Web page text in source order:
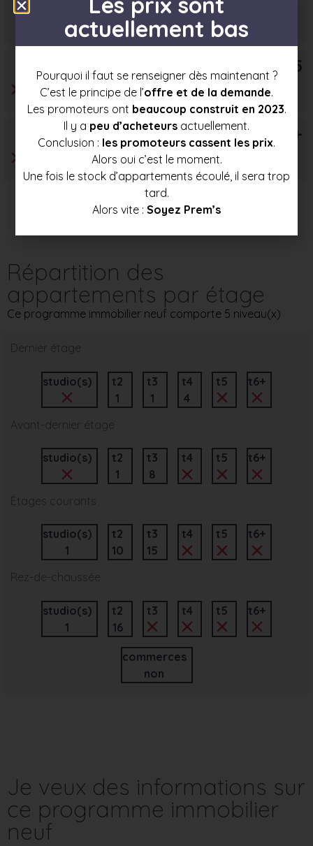
Prix mini
243 000 €
Prix moyen
258 000 €
Prix max
272 500 €
T5
T6+
Répartition des
appartements par étage
Ce programme immobilier neuf comporte 5 niveau(x)
Dernier étage
studio(s)
t2
1
t3
1
t4
4
t5 t6+
Avant-dernier étage
studio(s)
t2
1
t3
8
t4 t5 t6+
Étages courants
studio(s)
1
t2
10
t3
15
t4 t5 t6+
Rez-de-chaussée
studio(s)
1
t2
16
t3 t4 t5 t6+
commerces
non
Je veux des informations sur
ce programme immobilier
neuf
actuellement bas
Pourquoi il faut se renseigner dès maintenant ?
C’est le principe de l’offre et de la demande.
Les promoteurs ont beaucoup construit en 2023.
Il y a peu d’acheteurs actuellement.
Conclusion : les promoteurs cassent les prix.
Alors oui c’est le moment.
Une fois le stock d’appartements écoulé, il sera trop
tard.
Alors vite : Soyez Prem’s